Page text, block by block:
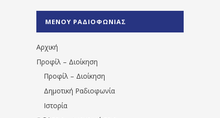
1531194763766854/" artist="" ]
ΜΕΝΟΥ ΡΑΔΙΟΦΩΝΙΑΣ
Αρχική
Προφίλ – Διοίκηση
Προφίλ – Διοίκηση
Δημοτική Ραδιοφωνία
Ιστορία